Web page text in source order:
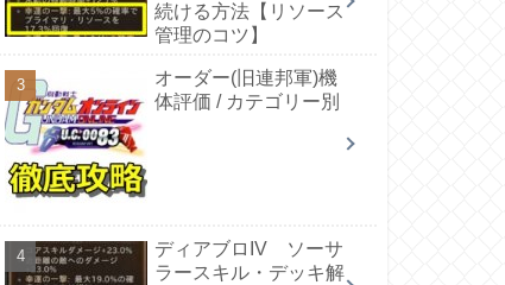
続ける方法【リソース
管理のコツ】
オーダー(旧連邦軍)機
体評価 / カテゴリー別
ディアブロIV ソーサ
ラースキル・デッキ解